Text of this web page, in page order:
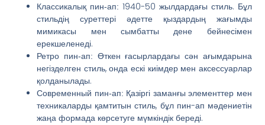
Классикалық пин-ап: 1940-50 жылдардағы стиль. Бұл
стильдің суреттері әдетте қыздардың жағымды
мимикасы мен сымбатты дене бейнесімен
ерекшеленеді.
Ретро пин-ап: Өткен ғасырлардағы сән ағымдарына
негізделген стиль, онда ескі киімдер мен аксессуарлар
қолданылады.
Современный пин-ап: Қазіргі заманғы элементтер мен
техникаларды қамтитын стиль, бұл пин-ап мәдениетін
жаңа формада көрсетуге мүмкіндік береді.